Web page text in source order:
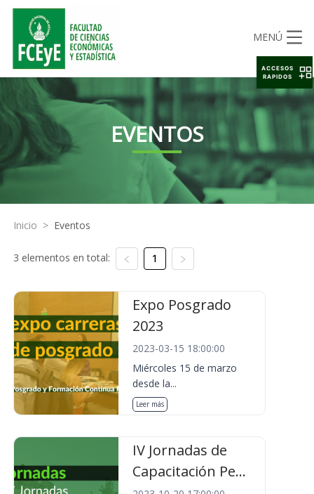
MENÚ
EVENTOS
Inicio > Eventos
3 elementos en total: 1
Expo Posgrado
2023
2023-03-15 18:00:00
Miércoles 15 de marzo
desde la...
Leer más
IV Jornadas de
Capacitación Pe...
ACCESOS
RAPIDOS